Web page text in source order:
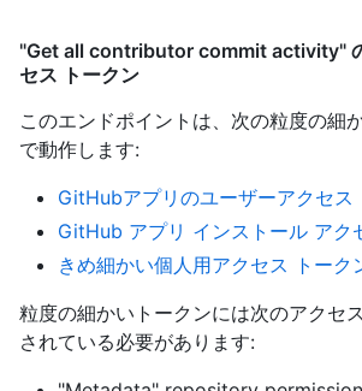
"Get all contributor commit activity"
セス トークン
このエンドポイントは、次の粒度の細
で動作します:
GitHubアプリのユーザーアクセス
GitHub アプリ インストール アク
きめ細かい個人用アクセス トーク
粒度の細かいトークンには次のアクセ
されている必要があります: